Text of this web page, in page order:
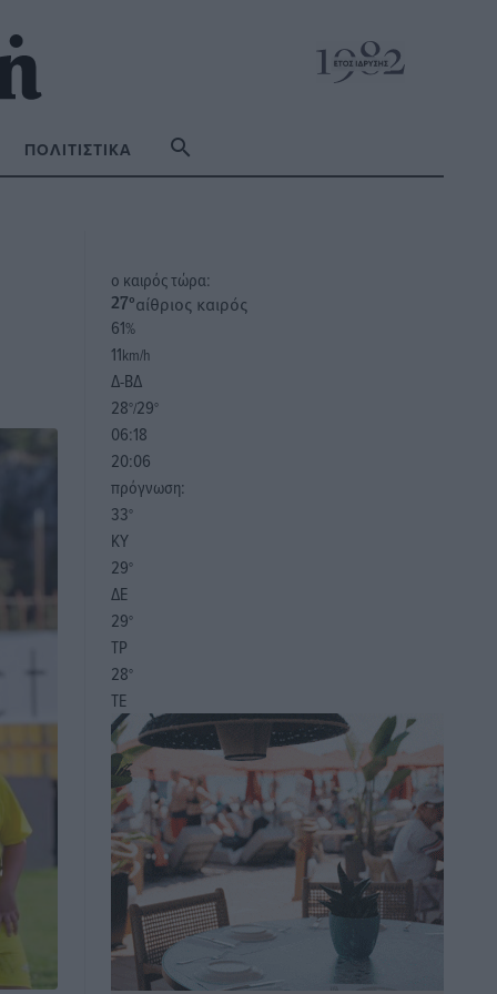
ΠΟΛΙΤΙΣΤΙΚΆ
o καιρός τώρα:
27°αίθριος καιρός
61%
11km/h
Δ-ΒΔ
28°/29°
06:18
20:06
πρόγνωση:
33°
ΚΥ
29°
ΔΕ
29°
ΤΡ
28°
ΤΕ